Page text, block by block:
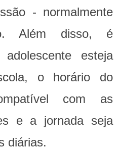
- normalmente
Além disso, é
esteja
o horário do
com as
e a jornada seja
diárias.